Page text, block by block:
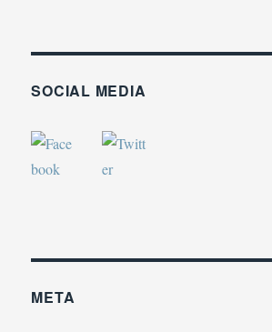
SOCIAL MEDIA
META